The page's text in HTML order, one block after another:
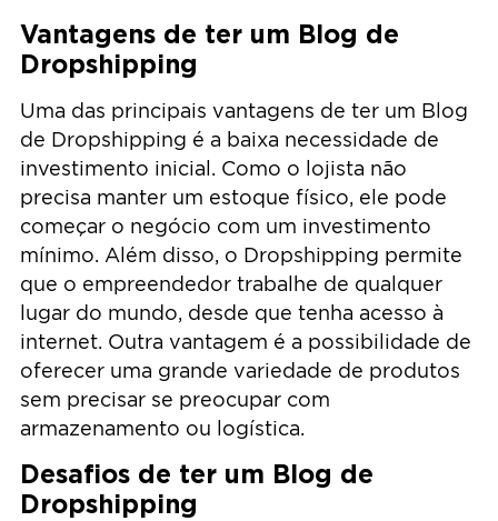
Vantagens de ter um Blog de
Dropshipping
Uma das principais vantagens de ter um Blog
de Dropshipping é a baixa necessidade de
investimento inicial. Como o lojista não
precisa manter um estoque físico, ele pode
começar o negócio com um investimento
mínimo. Além disso, o Dropshipping permite
que o empreendedor trabalhe de qualquer
lugar do mundo, desde que tenha acesso à
internet. Outra vantagem é a possibilidade de
oferecer uma grande variedade de produtos
sem precisar se preocupar com
armazenamento ou logística.
Desafios de ter um Blog de
Dropshipping